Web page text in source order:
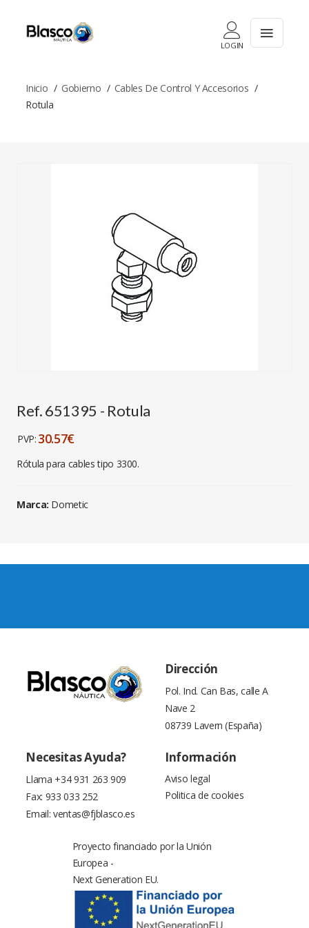
LOGIN
Inicio Gobierno
Cables De Control Y Accesorios
Rotula
Ref. 651395 - Rotula
PVP: 30.57€
Rótula para cables tipo 3300.
Marca: Dometic
Dirección
Pol. Ind. Can Bas, calle A
Nave 2
08739 Lavern (España)
Necesitas Ayuda?
Llama +34 931 263 909
Fax: 933 033 252
Email: ventas@fjblasco.es
Información
Aviso legal
Politica de cookies
Proyecto financiado por la Unión
Europea -
Next Generation EU.